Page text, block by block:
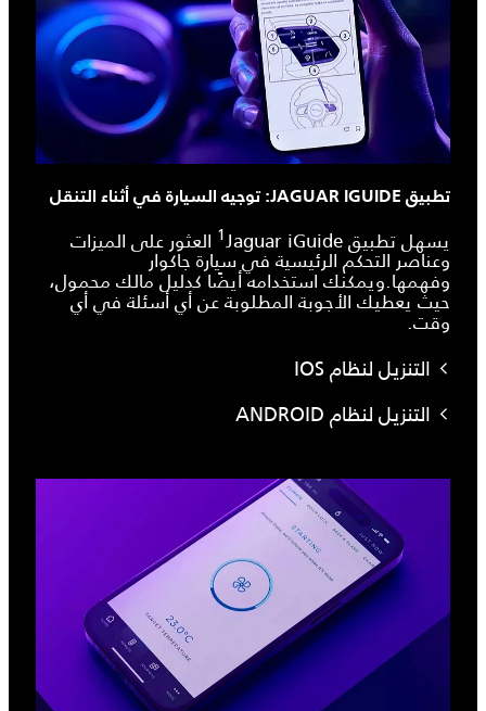
تطبيق JAGUAR IGUIDE: توجيه السيارة في أثناء التنقل
يسهل تطبيق Jaguar iGuide‏ 1 العثور على الميزات
وعناصر التحكم الرئيسية في سيارة جاكوار
وفهمها.ويمكنك استخدامه أيضًا كدليل مالك محمول،
حيث يعطيك الأجوبة المطلوبة عن أي أسئلة في أي
وقت.
التنزيل لنظام IOS
التنزيل لنظام ANDROID